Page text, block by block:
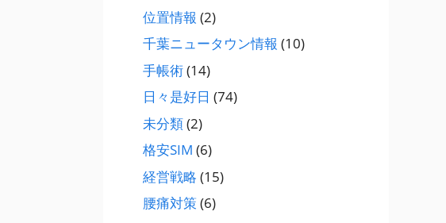
位置情報 (2)
千葉ニュータウン情報 (10)
手帳術(14)
日々是好日 (74)
未分類(2)
格安SIM (6)
経営戦略 (15)
腰痛対策 (6)